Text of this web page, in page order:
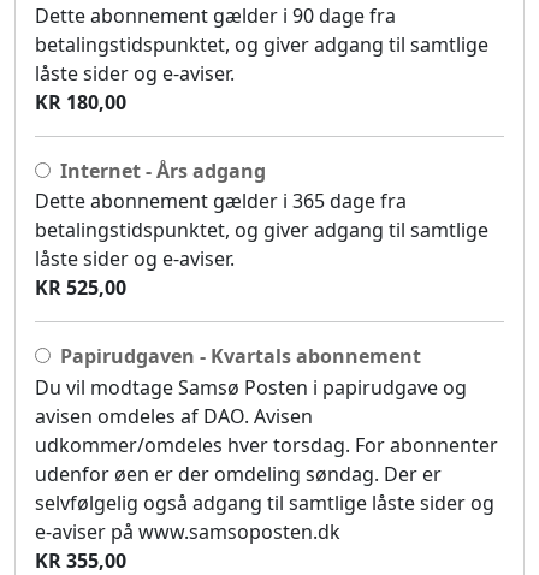
Dette abonnement gælder i 90 dage fra
betalingstidspunktet, og giver adgang til samtlige
låste sider og e-aviser.
KR 180,00
Internet - Års adgang
Dette abonnement gælder i 365 dage fra
betalingstidspunktet, og giver adgang til samtlige
låste sider og e-aviser.
KR 525,00
Papirudgaven - Kvartals abonnement
Du vil modtage Samsø Posten i papirudgave og
avisen omdeles af DAO. Avisen
udkommer/omdeles hver torsdag. For abonnenter
udenfor øen er der omdeling søndag. Der er
selvfølgelig også adgang til samtlige låste sider og
e-aviser på www.samsoposten.dk
KR 355,00